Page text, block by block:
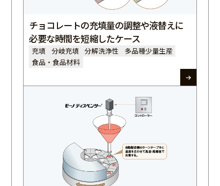
チョコレートの充填量の調整や液替えに
必要な時間を短縮したケース
充填 分岐充填 分解洗浄性
多品種少量生産
食品・食品材料